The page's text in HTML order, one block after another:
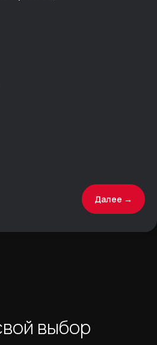
Далее →
возможностью
комфорт
над корпусом
15 270 000 ₽